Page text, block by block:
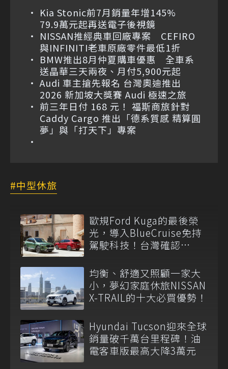
Kia Stonic前7月銷量年增145%
79.9萬元起再送電子後視鏡
NISSAN推經典車回廠專案 CEFIRO
與INFINITI老車原廠零件最低1折
BMW推出8月仲夏購車優惠 全車系
送晶華三天兩夜、月付5,900元起
Audi 車主搶先報名 台灣奧迪推出
2026 新加坡大獎賽 Audi 極速之旅
前三年日付 168 元！ 福斯商旅針對
Caddy Cargo 推出「德系質感 精算圓
夢」與「打天下」專案
中型休旅
歐規Ford Kuga的最後榮
光，導入BlueCruise免持
駕駛科技！台灣確認
均衡、舒適又照顧一家大
小，夢幻家庭休旅NISSAN
X-TRAIL的十大必買優勢！
Hyundai Tucson迎來全球
銷量破千萬台里程碑！油
電客車版最高大降3萬元